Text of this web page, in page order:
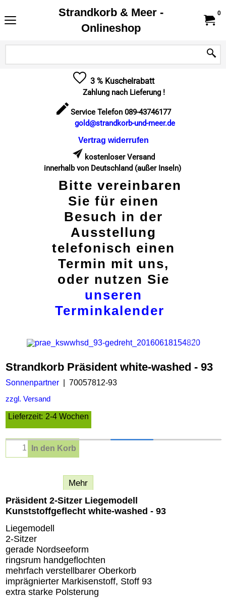
Strandkorb & Meer -
Onlineshop
0
3 % Kuschelrabatt
Zahlung nach Lieferung !
Service Telefon 089-43746177
gold@strandkorb-und-meer.de
Vertrag widerrufen
kostenloser Versand
innerhalb von Deutschland (außer Inseln)
Bitte vereinbaren
Sie für einen
Besuch in der
Ausstellung
telefonisch einen
Termin mit uns,
oder nutzen Sie
unseren
Terminkalender
Strandkorb Präsident white-washed - 93
Sonnenpartner 70057812-93
zzgl. Versand
Lieferzeit: 2-4 Wochen
In den Korb
Mehr
Präsident 2-Sitzer Liegemodell
Kunststoffgeflecht white-washed - 93
Liegemodell
2-Sitzer
gerade Nordseeform
ringsrum handgeflochten
mehrfach verstellbarer Oberkorb
imprägnierter Markisenstoff, Stoff 93
extra starke Polsterung